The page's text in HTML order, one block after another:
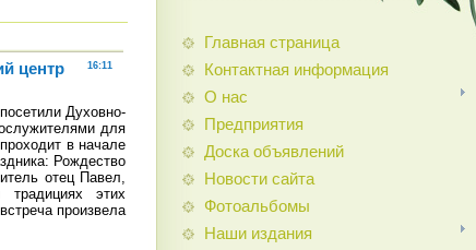
16:11
центр
Духовно-
для
в начале
Рождество
отец Павел,
этих
произвела
Главная страница
Контактная информация
О нас
Предприятия
Доска объявлений
Новости сайта
Фотоальбомы
Наши издания